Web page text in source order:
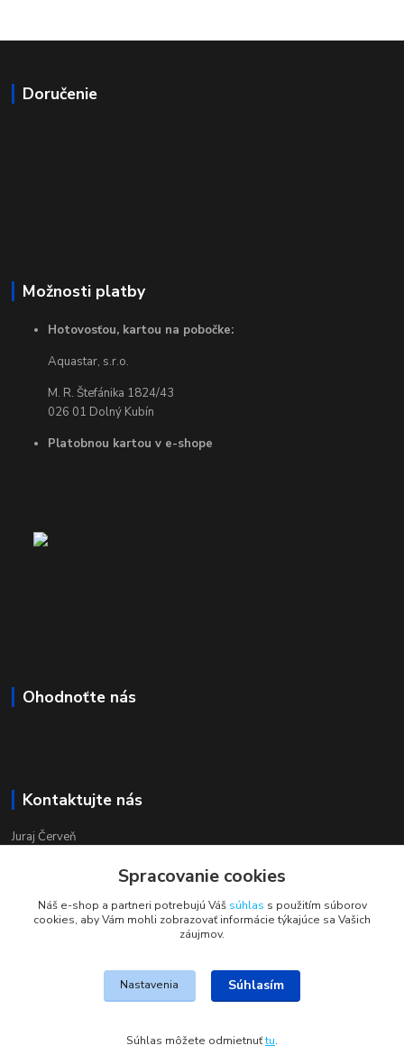
Doručenie
Možnosti platby
Hotovosťou, kartou na pobočke:
Aquastar, s.r.o.
M. R. Štefánika 1824/43
026 01 Dolný Kubín
Platobnou kartou v e-shope
Ohodnoťte nás
Kontaktujte nás
Juraj Červeň
pondelok-piatok 8:00 - 16:00
obchod@aquastar.sk
JohnS
Spracovanie cookies
Náš e-shop a partneri potrebujú Váš súhlas s použitím súborov
cookies, aby Vám mohli zobrazovať informácie týkajúce sa Vašich
záujmov.
Nastavenia Súhlasím
Súhlas môžete odmietnuťtu.